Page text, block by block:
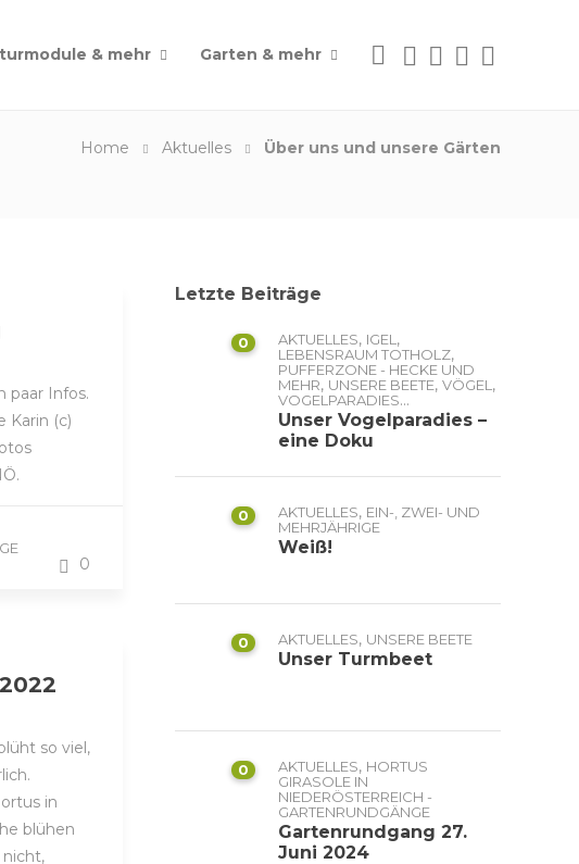
& mehr Garten & mehr
Home Aktuelles Über uns und unsere Gärten
paar Infos.
Karin (c)
0
so viel,
in
blühen
Letzte Beiträge
0 AKTUELLES, IGEL ,
LEBENSRAUM TOTHOLZ,
PUFFERZONE - HECKE UND
MEHR, UNSERE BEETE, VÖGEL ,
VOGELPARADIES...
Unser Vogelparadies –
eine Doku
0 AKTUELLES, EIN-, ZWEI- UND
MEHRJÄHRIGE
Weiß!
0 AKTUELLES, UNSERE BEETE
Unser Turmbeet
0 AKTUELLES, HORTUS
GIRASOLE IN
NIEDERÖSTERREICH -
GARTENRUNDGÄNGE
Gartenrundgang 27.
Juni 2024